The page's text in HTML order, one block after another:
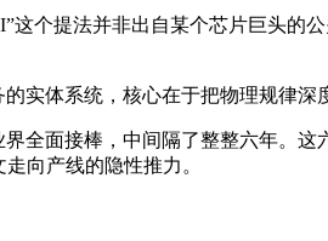
这个提法并非出自某个芯片巨头的
实体系统，核心在于把物理规律
界全面接棒，中间隔了整整六年。
向产线的隐性推力。